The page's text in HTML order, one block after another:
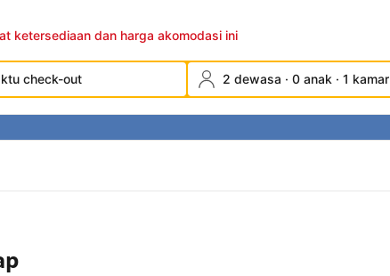
ketersediaan dan harga akomodasi ini
check-out 2 dewasa · 0 anak · 1 kamar